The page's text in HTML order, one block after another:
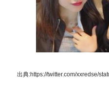
出典:https://twitter.com/xxredse/